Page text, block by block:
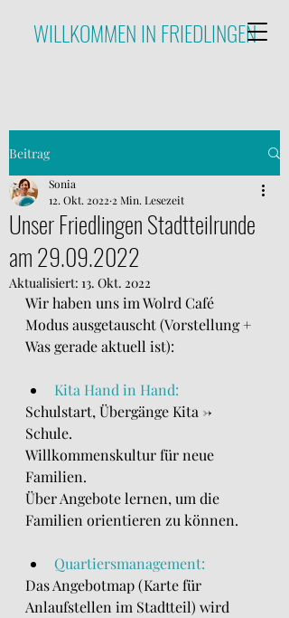
WILLKOMMEN IN FRIEDLINGEN
Beitrag
Unser Friedlingen Stadtteilrunde
am 29.09.2022
Sonia
12. Okt. 2022 2 Min. Lesezeit
Aktualisiert: 13. Okt. 2022
Wir haben uns im Wolrd Café
Modus ausgetauscht (Vorstellung +
Was gerade aktuell ist):
Kita Hand in Hand:
Schulstart, Übergänge Kita ->
Schule.
Willkommenskultur für neue
Familien.
Über Angebote lernen, um die
Familien orientieren zu können.
Quartiersmanagement:
Das Angebotmap (Karte für
Anlaufstellen im Stadtteil) wird